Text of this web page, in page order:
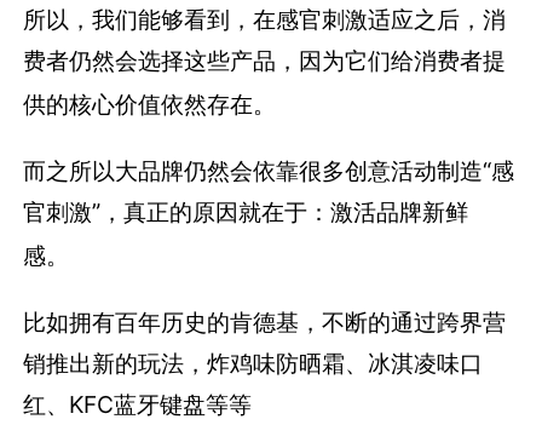
所以，我们能够看到，在感官刺激适应之后，消
费者仍然会选择这些产品，因为它们给消费者提
供的核心价值依然存在。
而之所以大品牌仍然会依靠很多创意活动制造“感
官刺激”，真正的原因就在于：激活品牌新鲜
感。
比如拥有百年历史的肯德基，不断的通过跨界营
销推出新的玩法，炸鸡味防晒霜、冰淇凌味口
红、KFC蓝牙键盘等等